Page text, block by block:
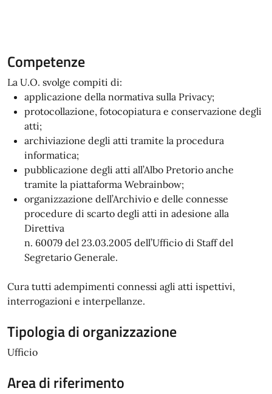
Competenze
La U.O. svolge compiti di:
applicazione della normativa sulla Privacy;
protocollazione, fotocopiatura e conservazione degli
atti;
archiviazione degli atti tramite la procedura
informatica;
pubblicazione degli atti all’Albo Pretorio anche
tramite la piattaforma Webrainbow;
organizzazione dell’Archivio e delle connesse
procedure di scarto degli atti in adesione alla
Direttiva
n. 60079 del 23.03.2005 dell’Ufficio di Staff del
Segretario Generale.
Cura tutti adempimenti connessi agli atti ispettivi,
interrogazioni e interpellanze.
Tipologia di organizzazione
Ufficio
Area di riferimento